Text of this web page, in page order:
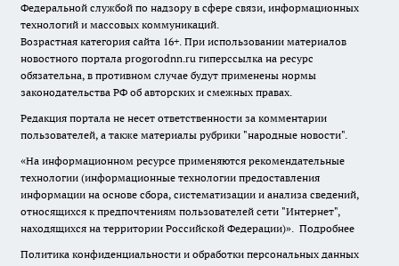
Федеральной службой по надзору в сфере связи, информационных
технологий и массовых коммуникаций.
Возрастная категория сайта 16+. При использовании материалов
новостного портала progorodnn.ru гиперссылка на ресурс
обязательна, в противном случае будут применены нормы
законодательства РФ об авторских и смежных правах.
Редакция портала не несет ответственности за комментарии
пользователей, а также материалы рубрики "народные новости".
«На информационном ресурсе применяются рекомендательные
технологии (информационные технологии предоставления
информации на основе сбора, систематизации и анализа сведений,
относящихся к предпочтениям пользователей сети "Интернет",
находящихся на территории Российской Федерации)». Подробнее
Политика конфиденциальности и обработки персональных данных